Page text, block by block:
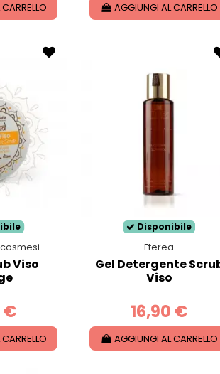
AGGIUNGI AL CARRELLO
Viso
€
Disponibile
Eterea
Gel Detergente
Viso
16,90 €
AGGIUNGI AL CARRELLO